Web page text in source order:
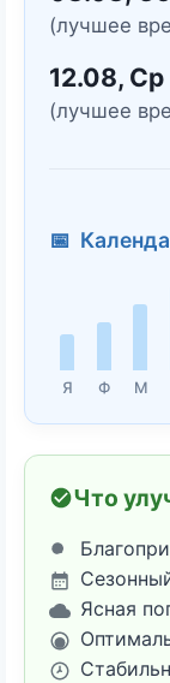
(лучшее
12.08, Ср
(лучшее
📅
Я Ф М
Что
Ясная